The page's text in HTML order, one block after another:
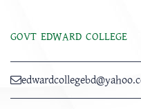
GOVT EDWARD COLLEGE